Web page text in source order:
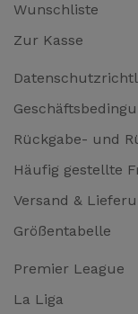
Wunschliste
Zur Kasse
Rückgabe- und
Häufig gestellte
Versand &
Größentabelle
Premier League
La Liga